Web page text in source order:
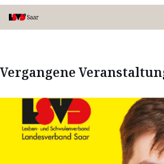
Zum
Vergangene